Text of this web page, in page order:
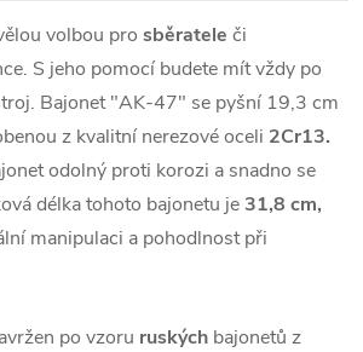
volbou pro sběratele či
S jeho pomocí budete mít vždy po
Bajonet "AK-47" se pyšní 19,3 cm
z kvalitní nerezové oceli 2Cr13.
odolný proti korozi a snadno se
délka tohoto bajonetu je31,8 cm,
manipulaci a pohodlnost při
po vzoru ruských bajonetů z